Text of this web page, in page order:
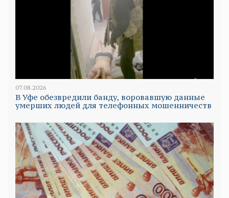
07.08.2026
В Уфе обезвредили банду, воровавшую данные
умерших людей для телефонных мошенничеств